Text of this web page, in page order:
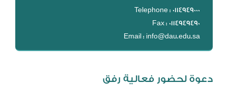
DL
نظام التقييم السنوي
MYAES
Telephone : 0114949000
Fax : 0114949490
Email : info@dau.edu.sa
دعوة لحضور فعالية رفق